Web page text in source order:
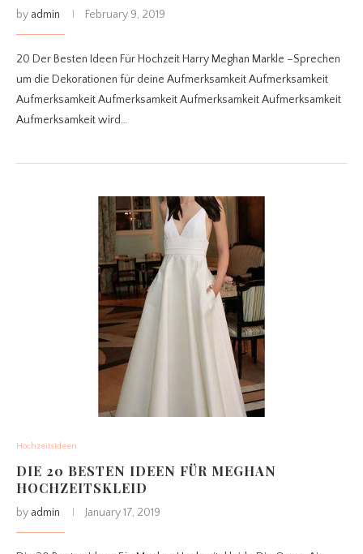
by admin February 9, 2019
20 Der Besten Ideen Für Hochzeit Harry Meghan Markle –Sprechen
um die Dekorationen für deine Aufmerksamkeit Aufmerksamkeit
Aufmerksamkeit Aufmerksamkeit Aufmerksamkeit Aufmerksamkeit
Aufmerksamkeit wird…
Hochzeitsideen
DIE 20 BESTEN IDEEN FÜR MEGHAN
HOCHZEITSKLEID
by admin January 17, 2019